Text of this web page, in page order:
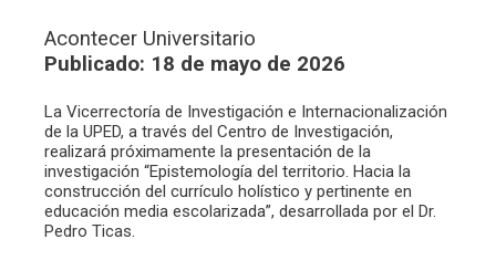
Acontecer Universitario
Publicado: 18 de mayo de 2026
La Vicerrectoría de Investigación e Internacionalización
de la UPED, a través del Centro de Investigación,
realizará próximamente la presentación de la
investigación “Epistemología del territorio. Hacia la
construcción del currículo holístico y pertinente en
educación media escolarizada”, desarrollada por el Dr.
Pedro Ticas.